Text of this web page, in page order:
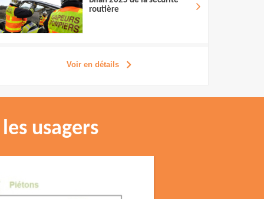
routière
Voir en détails
usagers